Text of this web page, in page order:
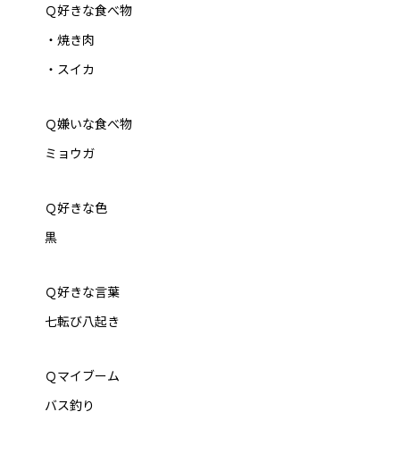
Ｑ好きな食べ物
・焼き肉
・スイカ
Ｑ嫌いな食べ物
ミョウガ
Ｑ好きな色
黒
Ｑ好きな言葉
七転び八起き
Ｑマイブーム
バス釣り